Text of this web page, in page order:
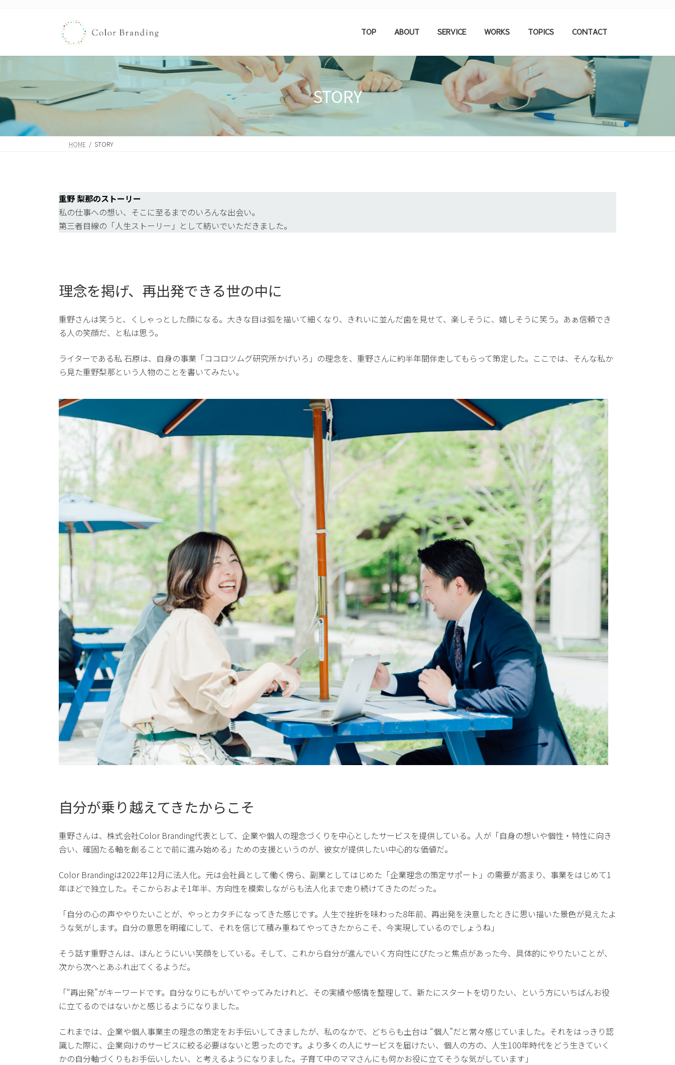
ツ
ッ
シ
移
TOP ABOUT SERVICE WORKS TOPICS CONTACT
STORY
HOME STORY
重野 梨那のストーリー
私の仕事への想い、そこに至るまでのいろんな出会い。
第三者目線の「人生ストーリー」として紡いでいただきました。
理念を掲げ、再出発できる世の中に
重野さんは笑うと、くしゃっとした顔になる。大きな目は弧を描いて細くなり、きれいに並んだ歯を見せて、楽しそうに、嬉しそうに笑う。あぁ信頼でき
る人の笑顔だ、と私は思う。
ライターである私 石原は、自身の事業「ココロツムグ研究所かげいろ」の理念を、重野さんに約半年間伴走してもらって策定した。ここでは、そんな私か
ら見た重野梨那という人物のことを書いてみたい。
自分が乗り越えてきたからこそ
重野さんは、株式会社Color Branding代表として、企業や個人の理念づくりを中心としたサービスを提供している。人が「自身の想いや個性・特性に向き
合い、確固たる軸を創ることで前に進み始める」ための支援というのが、彼女が提供したい中心的な価値だ。
Color Brandingは2022年12月に法人化。元は会社員として働く傍ら、副業としてはじめた「企業理念の策定サポート」の需要が高まり、事業をはじめて1
年ほどで独立した。そこからおよそ1年半、方向性を模索しながらも法人化まで走り続けてきたのだった。
「自分の心の声ややりたいことが、やっとカタチになってきた感じです。人生で挫折を味わった8年前、再出発を決意したときに思い描いた景色が見えたよ
うな気がします。自分の意思を明確にして、それを信じて積み重ねてやってきたからこそ、今実現しているのでしょうね」
そう話す重野さんは、ほんとうにいい笑顔をしている。そして、これから自分が進んでいく方向性にぴたっと焦点があった今、具体的にやりたいことが、
次から次へとあふれ出てくるようだ。
「“再出発”がキーワードです。自分なりにもがいてやってみたけれど、その実績や感情を整理して、新たにスタートを切りたい、という方にいちばんお役
に立てるのではないかと感じるようになりました。
これまでは、企業や個人事業主の理念の策定をお手伝いしてきましたが、私のなかで、どちらも土台は “個人”だと常々感じていました。それをはっきり認
識した際に、企業向けのサービスに絞る必要はないと思ったのです。より多くの人にサービスを届けたい、個人の方の、人生100年時代をどう生きていく
かの自分軸づくりもお手伝いしたい、と考えるようになりました。子育て中のママさんにも何かお役に立てそうな気がしています」